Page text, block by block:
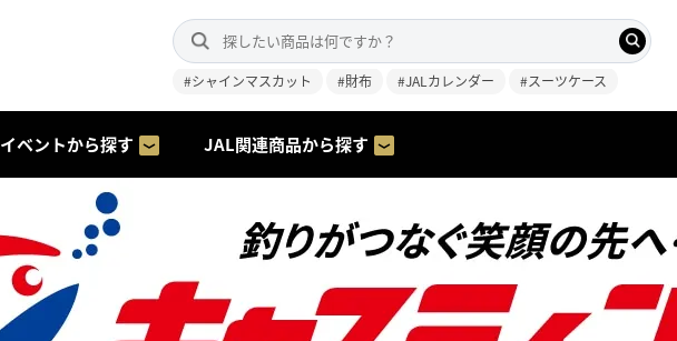
#シャインマスカット #財布 #JALカレンダー #スーツケース
イベントから探す JAL関連商品から探す